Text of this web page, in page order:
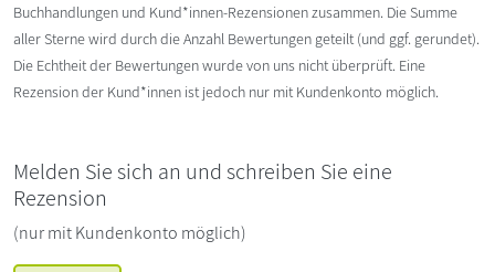
Buchhandlungen und Kund*innen-Rezensionen zusammen. Die Summe
aller Sterne wird durch die Anzahl Bewertungen geteilt (und ggf. gerundet).
Die Echtheit der Bewertungen wurde von uns nicht überprüft. Eine
Rezension der Kund*innen ist jedoch nur mit Kundenkonto möglich.
Melden Sie sich an und schreiben Sie eine
Rezension
(nur mit Kundenkonto möglich)